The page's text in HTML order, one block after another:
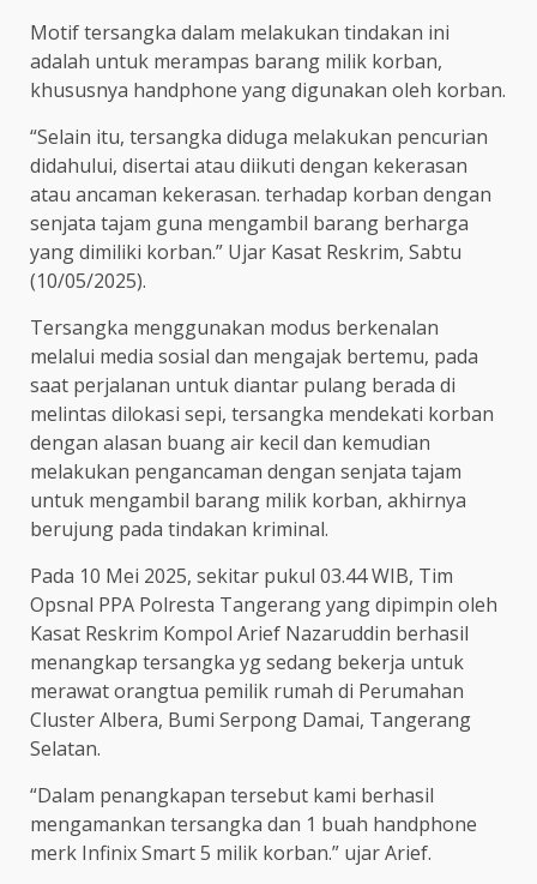
Motif tersangka dalam melakukan tindakan ini
adalah untuk merampas barang milik korban,
khususnya handphone yang digunakan oleh korban.
“Selain itu, tersangka diduga melakukan pencurian
didahului, disertai atau diikuti dengan kekerasan
atau ancaman kekerasan. terhadap korban dengan
senjata tajam guna mengambil barang berharga
yang dimiliki korban.” Ujar Kasat Reskrim, Sabtu
(10/05/2025).
Tersangka menggunakan modus berkenalan
melalui media sosial dan mengajak bertemu, pada
saat perjalanan untuk diantar pulang berada di
melintas dilokasi sepi, tersangka mendekati korban
dengan alasan buang air kecil dan kemudian
melakukan pengancaman dengan senjata tajam
untuk mengambil barang milik korban, akhirnya
berujung pada tindakan kriminal.
Pada 10 Mei 2025, sekitar pukul 03.44 WIB, Tim
Opsnal PPA Polresta Tangerang yang dipimpin oleh
Kasat Reskrim Kompol Arief Nazaruddin berhasil
menangkap tersangka yg sedang bekerja untuk
merawat orangtua pemilik rumah di Perumahan
Cluster Albera, Bumi Serpong Damai, Tangerang
Selatan.
“Dalam penangkapan tersebut kami berhasil
mengamankan tersangka dan 1 buah handphone
merk Infinix Smart 5 milik korban.” ujar Arief.